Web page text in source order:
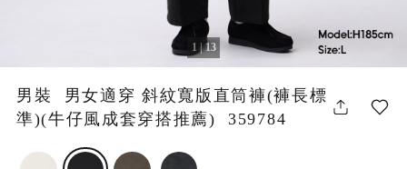
1 | 13
男裝 男女適穿 斜紋寬版直筒褲(褲長標
準)(牛仔風成套穿搭推薦) 359784